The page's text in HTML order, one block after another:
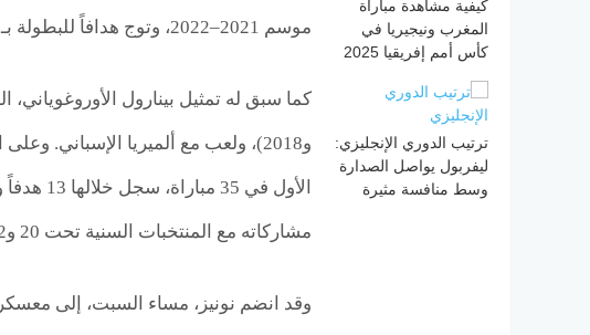
كيفية مشاهدة مباراة
المغرب ونيجيريا في
كأس أمم إفريقيا 2025
ترتيب الدوري الإنجليزي:
ليفربول يواصل الصدارة
وسط منافسة مثيرة
موسم 2021–2022، وتوج هدافاً للبطولة بـ 26 هدفاً وأربع تمريرات حاسمة.
و2018)، ولعب مع ألميريا الإسباني.
الأول
مشاركاته مع المنتخبات السنية تحت 20 و22 عاماً.
وقد انضم نونيز، مساء السبت، إلى معسكر